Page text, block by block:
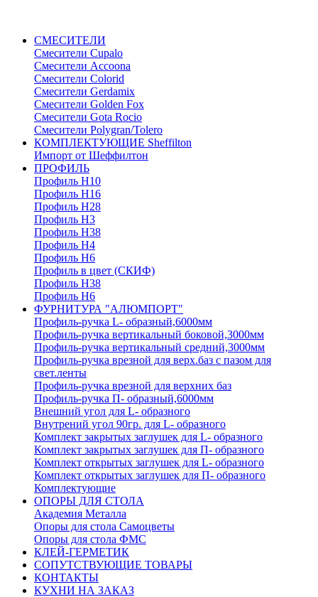
СМЕСИТЕЛИ
Cмесители Cupalo
Смесители Accoona
Смесители Colorid
Смесители Gerdamix
Смесители Golden Fox
Смесители Gota Rocio
Смесители Polygran/Tolero
КОМПЛЕКТУЮЩИЕ Sheffilton
Импорт от Шеффилтон
ПРОФИЛЬ
Профиль H10
Профиль H16
Профиль H28
Профиль H3
Профиль H38
Профиль H4
Профиль H6
Профиль в цвет (СКИФ)
Профиль H38
Профиль H6
ФУРНИТУРА "АЛЮМПОРТ"
Профиль-ручка L- образный,6000мм
Профиль-ручка вертикальный боковой,3000мм
Профиль-ручка вертикальный средний,3000мм
Профиль-ручка врезной для верх.баз с пазом для
свет.ленты
Профиль-ручка врезной для верхних баз
Профиль-ручка П- образный,6000мм
Внешний угол для L- образного
Внутрений угол 90гр. для L- образного
Комплект закрытых заглушек для L- образного
Комплект закрытых заглушек для П- образного
Комплект открытых заглушек для L- образного
Комплект открытых заглушек для П- образного
Комплектующие
ОПОРЫ ДЛЯ СТОЛА
Академия Металла
Опоры для стола Самоцветы
Опоры для стола ФМС
КЛЕЙ-ГЕРМЕТИК
СОПУТСТВУЮЩИЕ ТОВАРЫ
КОНТАКТЫ
КУХНИ НА ЗАКАЗ